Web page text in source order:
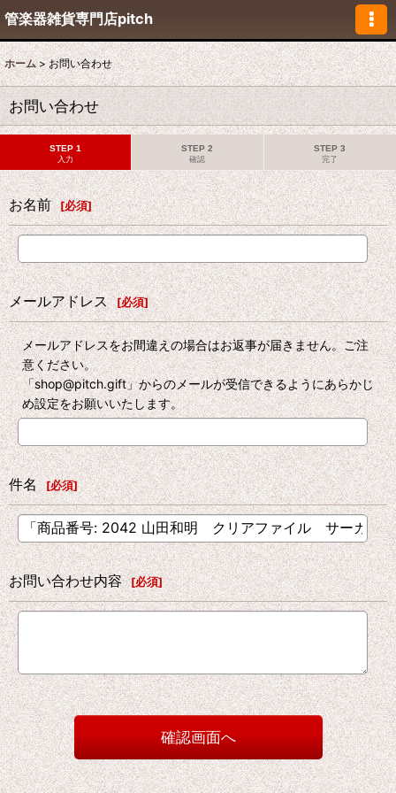
管楽器雑貨専門店pitch
ホーム > お問い合わせ
お問い合わせ
STEP 1
入力
STEP 2
確認
STEP 3
完了
お名前 [必須]
メールアドレス [必須]
メールアドレスをお間違えの場合はお返事が届きません。ご注
意ください。
「shop@pitch.gift」からのメールが受信できるようにあらかじ
め設定をお願いいたします。
件名 [必須]
お問い合わせ内容 [必須]
確認画面へ